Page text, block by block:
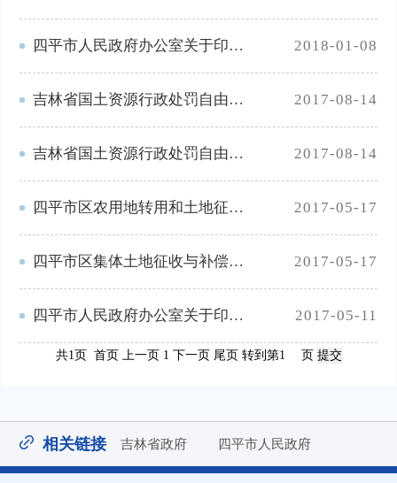
四平市人民政府办公室关于印发四平市土地储备管理办法的通知 2018-01-08
吉林省国土资源行政处罚自由裁量实施标准（土地部分） 2017-08-14
吉林省国土资源行政处罚自由裁量实施标准（矿产部分） 2017-08-14
四平市区农用地转用和土地征收呈报国有建设用地审批及土地登记暂行办法 2017-05-17
四平市区集体土地征收与补偿安置实施办法 2017-05-17
四平市人民政府办公室关于印发四平市本级2017年度国有建设用地供应计划的通知 2017-05-11
共1页 首页 上一页 1 下一页 尾页 转到第 页
相关链接 吉林省政府 四平市人民政府